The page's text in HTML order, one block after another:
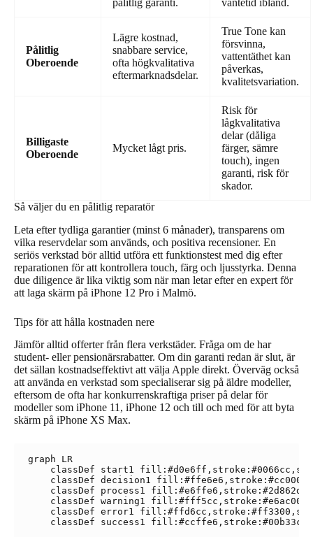
Pålitlig
Oberoende
Lägre kostnad,
snabbare service,
ofta högkvalitativa
eftermarknadsdelar.
True Tone kan
försvinna,
vattentäthet kan
påverkas,
kvalitetsvariation.
Billigaste
Oberoende
Mycket lågt pris.
Risk för
lågkvalitativa
delar (dåliga
färger, sämre
touch), ingen
garanti, risk för
skador.
Så väljer du en pålitlig reparatör
Leta efter tydliga garantier (minst 6 månader), transparens om
vilka reservdelar som används, och positiva recensioner. En
seriös verkstad bör alltid utföra ett funktionstest med dig efter
reparationen för att kontrollera touch, färg och ljusstyrka. Denna
due diligence är lika viktig som när man letar efter en expert för
att laga skärm på iPhone 12 Pro i Malmö.
Tips för att hålla kostnaden nere
Jämför alltid offerter från flera verkstäder. Fråga om de har
student- eller pensionärsrabatter. Om din garanti redan är slut, är
det sällan kostnadseffektivt att välja Apple direkt. Överväg också
att använda en verkstad som specialiserar sig på äldre modeller,
eftersom de ofta har konkurrenskraftiga priser på delar för
modeller som iPhone 11, iPhone 12 och till och med för att byta
skärm på iPhone XS Max.
graph LR
classDef start1
classDef decision1
classDef process1
classDef warning1
classDef error1
classDef success1